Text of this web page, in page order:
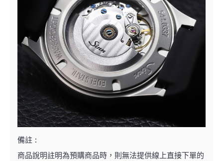
備註 :
商品說明註明為預購商品時，則無法提供線上直接下單的